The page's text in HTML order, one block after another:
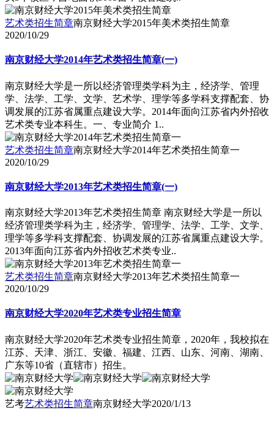
艺术类招生简章南京财经大学2015年美术类招生简章
2020/10/29
南京财经大学2014年艺术类招生简章(一)
南京财经大学是一所以经济管理类学科为主，经济学、管理
学、法学、工学、文学、艺术学、理学等多学科支撑配套、协
调发展的江苏省属重点建设大学。2014年面向江苏省内外招收
艺术类专业本科生。一、专业简介 1..
艺术类招生简章南京财经大学2014年艺术类招生简章一
2020/10/29
南京财经大学2013年艺术类招生简章(一)
南京财经大学2013年艺术类招生简章 南京财经大学是一所以
经济管理类学科为主，经济学、管理学、法学、工学、文学、
理学等多学科支撑配套、协调发展的江苏省属重点建设大学。
2013年面向江苏省内外招收艺术类专业..
艺术类招生简章南京财经大学2013年艺术类招生简章一
2020/10/29
南京财经大学2020年艺术类专业招生简章
南京财经大学2020年艺术类专业招生简章，2020年，我校拟在
江苏、天津、浙江、安徽、福建、江西、山东、河南、湖南、
广东等10省（直辖市）招生。
艺考艺术类招生简章南京财经大学2020/1/13